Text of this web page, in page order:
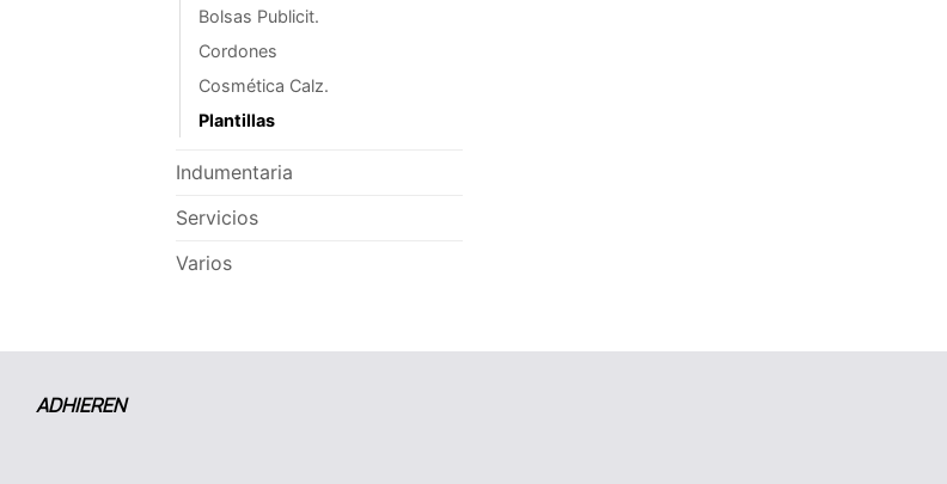
Bolsas Publicit.
Cordones
Cosmética Calz.
Plantillas
Indumentaria
Servicios
Varios
ADHIEREN